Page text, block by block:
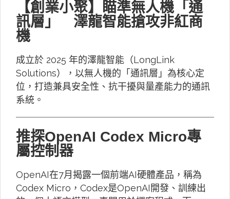
【創業小聚】瞄準無人機「通
訊層」 澤龍智能搶攻非紅商
機
成立於 2025 年的澤龍智能（LongLink
Solutions），以無人機的「通訊層」為核心定
位，打造兼具安全性、抗干擾與量產能力的通訊
系統。
推探OpenAI Codex Micro專
屬控制器
OpenAI在7月揭露一個前端AI硬體產品，稱為
Codex Micro，Codex是OpenAI開發、訓練出